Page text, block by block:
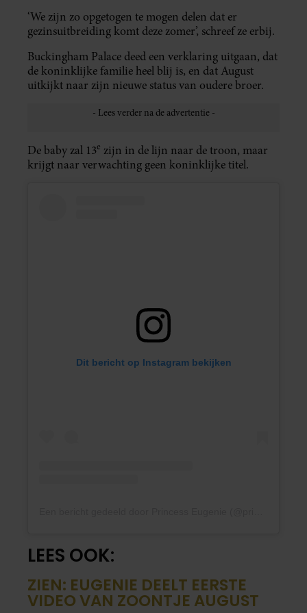
‘We zijn zo opgetogen te mogen delen dat er
gezinsuitbreiding komt deze zomer’, schreef ze erbij.
Buckingham Palace deed een verklaring uitgaan, dat
de koninklijke familie heel blij is, en dat August
uitkijkt naar zijn nieuwe status van oudere broer.
De baby zal 13e zijn in de lijn naar de troon, maar
krijgt naar verwachting geen koninklijke titel.
Dit bericht op Instagram bekijken
LEES OOK:
ZIEN: EUGENIE DEELT EERSTE
VIDEO VAN ZOONTJE AUGUST